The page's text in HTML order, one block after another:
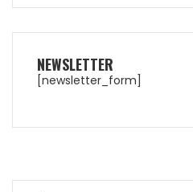
NEWSLETTER
[newsletter_form]